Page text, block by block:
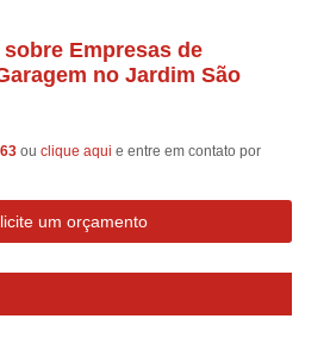
Empresas de
no Jardim São
ouclique aqui e entre em contato por
um orçamento